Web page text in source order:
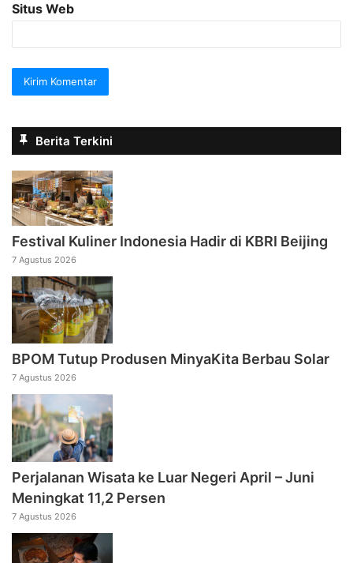
Situs Web
Berita Terkini
Festival Kuliner Indonesia Hadir di KBRI Beijing
7 Agustus 2026
BPOM Tutup Produsen MinyaKita Berbau Solar
7 Agustus 2026
Perjalanan Wisata ke Luar Negeri April – Juni
Meningkat 11,2 Persen
7 Agustus 2026